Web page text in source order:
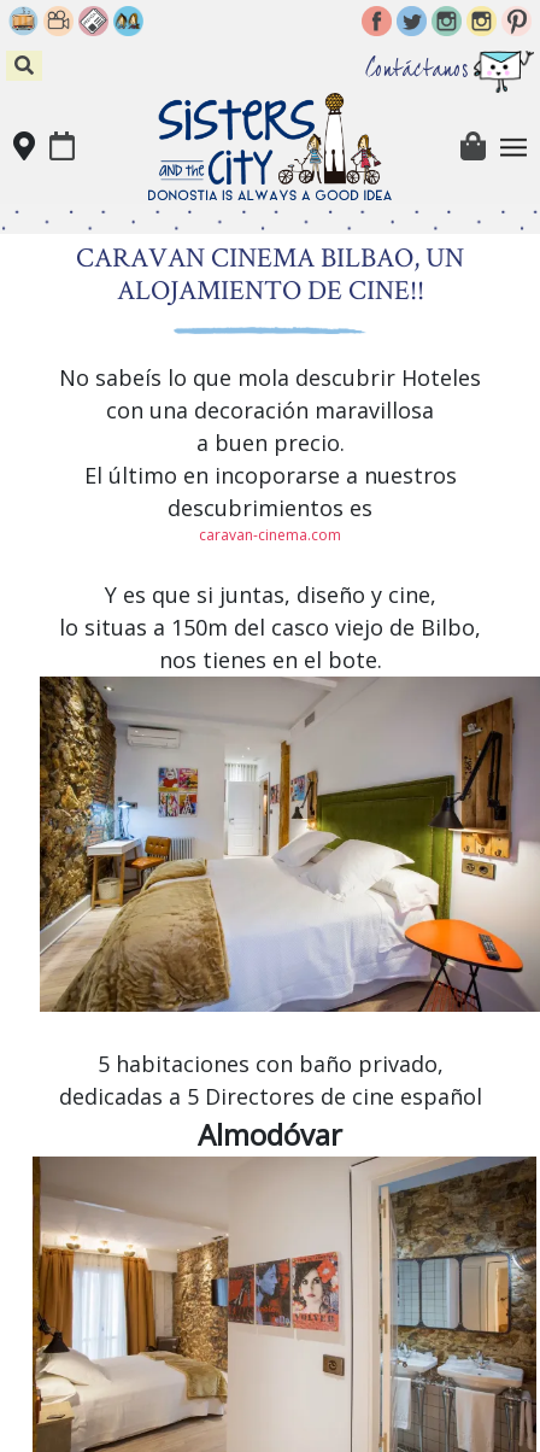
Skip
to
content
Contáctanos
CARAVAN CINEMA BILBAO, UN
ALOJAMIENTO DE CINE!!
No sabeís lo que mola descubrir Hoteles
con una decoración maravillosa
a buen precio.
El último en incoporarse a nuestros
descubrimientos es
caravan-cinema.com
Y es que si juntas, diseño y cine,
lo situas a 150m del casco viejo de Bilbo,
nos tienes en el bote.
5 habitaciones con baño privado,
dedicadas a 5 Directores de cine español
Almodóvar